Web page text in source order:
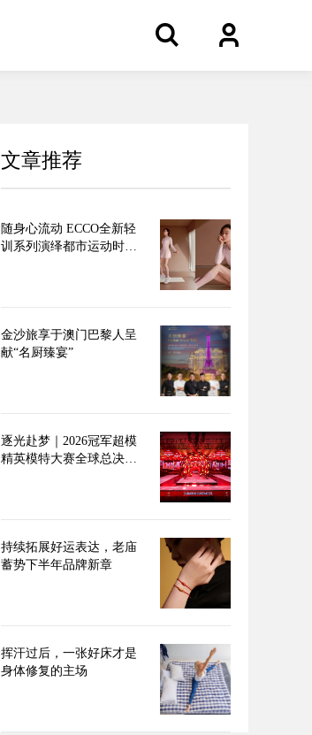
文章推荐
随身心流动 ECCO全新轻
训系列演绎都市运动时装
金沙旅享于澳门巴黎人呈
献“名厨臻宴”
逐光赴梦｜2026冠军超模
精英模特大赛全球总决赛
持续拓展好运表达，老庙
蓄势下半年品牌新章
挥汗过后，一张好床才是
身体修复的主场